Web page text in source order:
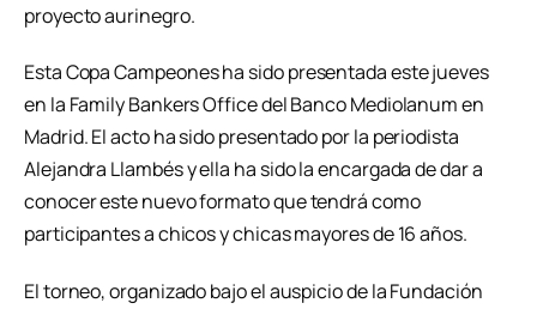
proyecto aurinegro.
Esta Copa Campeones ha sido presentada este jueves
en la Family Bankers Office del Banco Mediolanum en
Madrid. El acto ha sido presentado por la periodista
Alejandra Llambés y ella ha sido la encargada de dar a
conocer este nuevo formato que tendrá como
participantes a chicos y chicas mayores de 16 años.
El torneo, organizado bajo el auspicio de la Fundación